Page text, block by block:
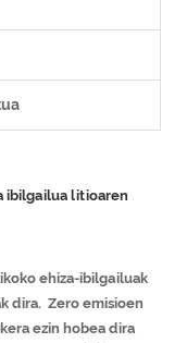
ibilgailua litioaren
ehiza-ibilgailuak
dira. Zero emisioen
ezin hobea dira